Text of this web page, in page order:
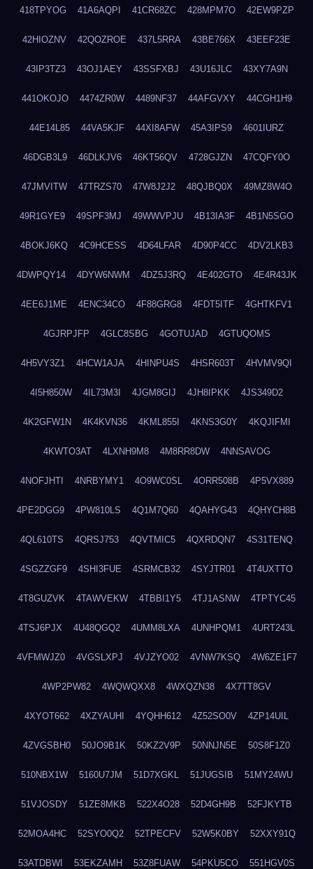
418TPYOG 41A6AQPI 41CR68ZC 428MPM7O 42EW9PZP
42HIOZNV 42QOZROE 437L5RRA 43BE766X 43EEF23E
43IP3TZ3 43OJ1AEY 43SSFXBJ 43U16JLC 43XY7A9N
441OKOJO 4474ZR0W 4489NF37 44AFGVXY 44CGH1H9
44E14L85 44VA5KJF 44XI8AFW 45A3IPS9 4601IURZ
46DGB3L9 46DLKJV6 46KT56QV 4728GJZN 47CQFY0O
47JMVITW 47TRZS70 47W8J2J2 48QJBQ0X 49MZ8W4O
49R1GYE9 49SPF3MJ 49WWVPJU 4B13IA3F 4B1N5SGO
4BOKJ6KQ 4C9HCESS 4D64LFAR 4D90P4CC 4DV2LKB3
4DWPQY14 4DYW6NWM 4DZ5J3RQ 4E402GTO 4E4R43JK
4EE6J1ME 4ENC34CO 4F88GRG8 4FDT5ITF 4GHTKFV1
4GJRPJFP 4GLC8SBG 4GOTUJAD 4GTUQOMS
4H5VY3Z1 4HCW1AJA 4HINPU4S 4HSR603T 4HVMV9QI
4I5H850W 4IL73M3I 4JGM8GIJ 4JH8IPKK 4JS349D2
4K2GFW1N 4K4KVN36 4KML855I 4KNS3G0Y 4KQJIFMI
4KWTO3AT 4LXNH9M8 4M8RR8DW 4NNSAVOG
4NOFJHTI 4NRBYMY1 4O9WC0SL 4ORR508B 4P5VX889
4PE2DGG9 4PW810LS 4Q1M7Q60 4QAHYG43 4QHYCH8B
4QL610TS 4QRSJ753 4QVTMIC5 4QXRDQN7 4S31TENQ
4SGZZGF9 4SHI3FUE 4SRMCB32 4SYJTR01 4T4UXTTO
4T8GUZVK 4TAWVEKW 4TBBI1Y5 4TJ1ASNW 4TPTYC45
4TSJ6PJX 4U48QGQ2 4UMM8LXA 4UNHPQM1 4URT243L
4VFMWJZ0 4VGSLXPJ 4VJZYO02 4VNW7KSQ 4W6ZE1F7
4WP2PW82 4WQWQXX8 4WXQZN38 4X7TT8GV
4XYOT662 4XZYAUHI 4YQHH612 4Z52SO0V 4ZP14UIL
4ZVGSBH0 50JO9B1K 50KZ2V9P 50NNJN5E 50S8F1Z0
510NBX1W 5160U7JM 51D7XGKL 51JUGSIB 51MY24WU
51VJOSDY 51ZE8MKB 522X4O28 52D4GH9B 52FJKYTB
52MOA4HC 52SYO0Q2 52TPECFV 52W5K0BY 52XXY91Q
53ATDBWI 53EKZAMH 53Z8FUAW 54PKU5CO 551HGV0S